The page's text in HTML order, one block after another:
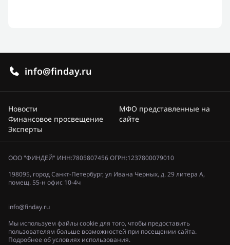
info@finday.ru
Новости
Финансовое просвещение
Эксперты
МФО представленные на
сайте
ООО "ФИНДЕЙ" ИНН:7805807456 ОГРН:1237800079010
198095, город Санкт-Петербург, ул Ивана Черных, д. 29 литера А,
помещ. 55-н офис 10-4ч
info@finday.ru
Мы используем файлы cookie для того, чтобы предоставить
пользователям больше возможностей при посещении сайта.
Подробнее об условиях использования.